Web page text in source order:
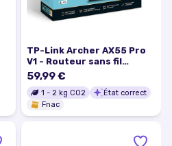
TP-Link Archer AX55 Pro
V1 - Routeur sans fil
commutateur 5 ports -
1GbE - ports WAN : 2 - Wi-Fi
6 - Bi-bande
59,99 €
1 - 2 kg CO2
État correct
Fnac